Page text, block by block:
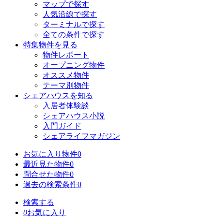
マップで探す
人気沿線で探す
ターミナルで探す
全ての条件で探す
特集物件を見る
物件レポート
オープニング物件
オススメ物件
テーマ別物件
シェアハウスを知る
入居者体験談
シェアハウス小説
入門ガイド
シェアライフマガジン
お気に入り物件0
最近見た物件0
問合せた物件0
過去の検索条件0
検索する
0お気に入り